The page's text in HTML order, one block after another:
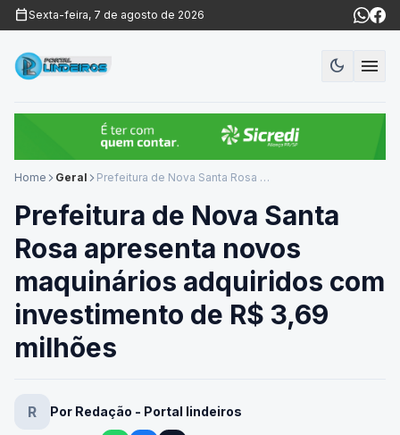
calendar_todaySexta-feira, 7 de agosto de 2026
dark_modeModo
menu
Home arrow_forward_ios Geral arrow_forward_ios Prefeitura de Nova Santa Rosa apresenta novos maquinários adquiridos com investimento de R$ 3,69 milhões
Prefeitura de Nova Santa
Rosa apresenta novos
maquinários adquiridos com
investimento de R$ 3,69
milhões
R Por Redação - Portal lindeiros